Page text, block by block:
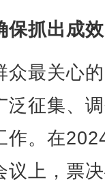
保抓出成效
最关心
泛征集、
作。在
议上，票